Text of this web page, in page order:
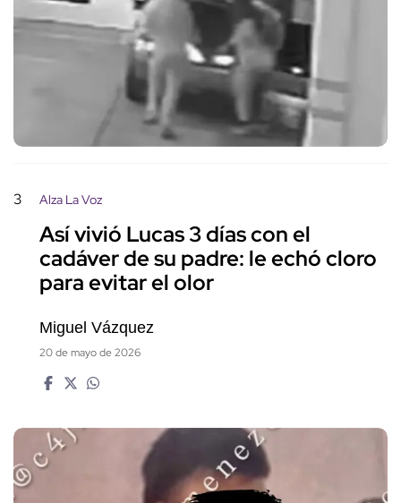
3 Alza La Voz
Así vivió Lucas 3 días con el
cadáver de su padre: le echó cloro
para evitar el olor
Miguel Vázquez
20 de mayo de 2026